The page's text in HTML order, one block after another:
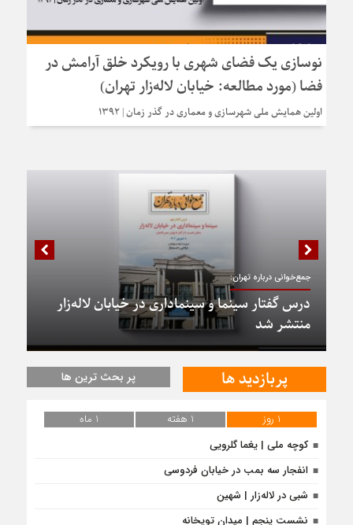
نوسازی یک فضای شهری با رویکرد خلق آرامش در
فضا (مورد مطالعه: خیابان لاله‌زار تهران)
اولین همایش ملی شهرسازی و معماری در گذر زمان | 1392
جمع‌خوانی درباره تهران:
درس گفتار سینما و سینماداری در خیابان لاله‌زار
منتشر شد
پربازدید ها پر بحث ترین ها
1 روز 1 هفته
1 ماه
کوچه ملی | یغما گلرویی
انفجار سه بمب در خیابان فردوسی
شبی در لاله‌زار | شهین
نشست پنجم | میدان توپخانه